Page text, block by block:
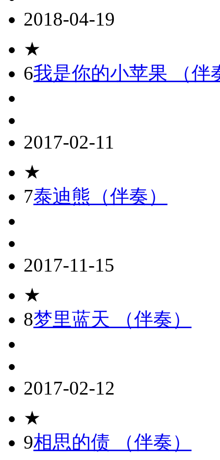
2018-04-19
★
6我是你的小苹果 （伴
2017-02-11
★
7泰迪熊（伴奏）
2017-11-15
★
8梦里蓝天 （伴奏）
2017-02-12
★
9相思的债 （伴奏）